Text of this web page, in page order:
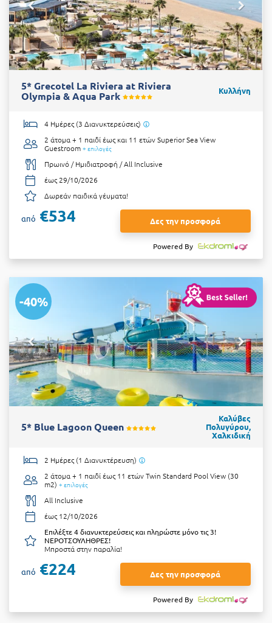
5* Grecotel La Riviera at Riviera
Olympia & Aqua Park
Κυλλήνη
4 Ημέρες (3 Διανυκτερεύσεις)
2 άτομα + 1 παιδί έως και 11 ετώνSuperior Sea View
Guestroom + επιλογές
Πρωινό / Ημιδιατροφή / All Inclusive
έως 29/10/2026
Δωρεάν παιδικά γέυματα!
από €534 Δες την προσφορά
Powered By
-40%
5* Blue Lagoon Queen
Καλύβες
Πολυγύρου,
Χαλκιδική
2 Ημέρες (1 Διανυκτέρευση)
2 άτομα + 1 παιδί έως 11 ετώνTwin Standard Pool View (30
m2) + επιλογές
All Inclusive
έως 12/10/2026
Επιλέξτε 4 διανυκτερεύσεις και πληρώστε μόνο τις 3!
ΝΕΡΟΤΣΟΥΛΗΘΡΕΣ!
Μπροστά στην παραλία!
από €224 Δες την προσφορά
Powered By